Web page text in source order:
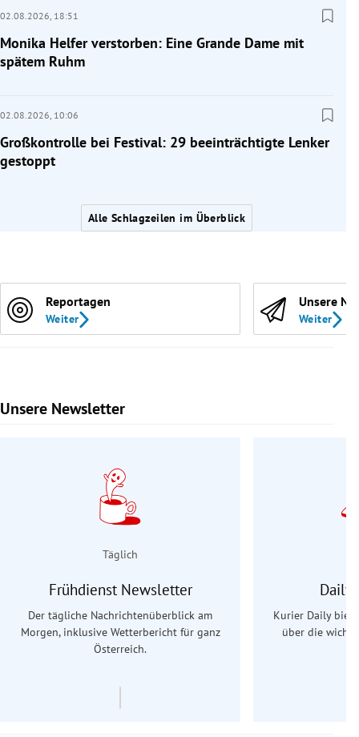
02.08.2026, 18:51
Monika Helfer verstorben: Eine Grande Dame mit
spätem Ruhm
02.08.2026, 10:06
Großkontrolle bei Festival: 29 beeinträchtigte Lenker
gestoppt
Alle Schlagzeilen im Überblick
Reportagen
Weiter
Unsere
Weiter
Unsere Newsletter
Slide 1 von 9
Täglich
Frühdienst Newsletter
Der tägliche Nachrichtenüberblick am
Morgen, inklusive Wetterbericht für ganz
Österreich.
Daily
Kurier Daily
über die